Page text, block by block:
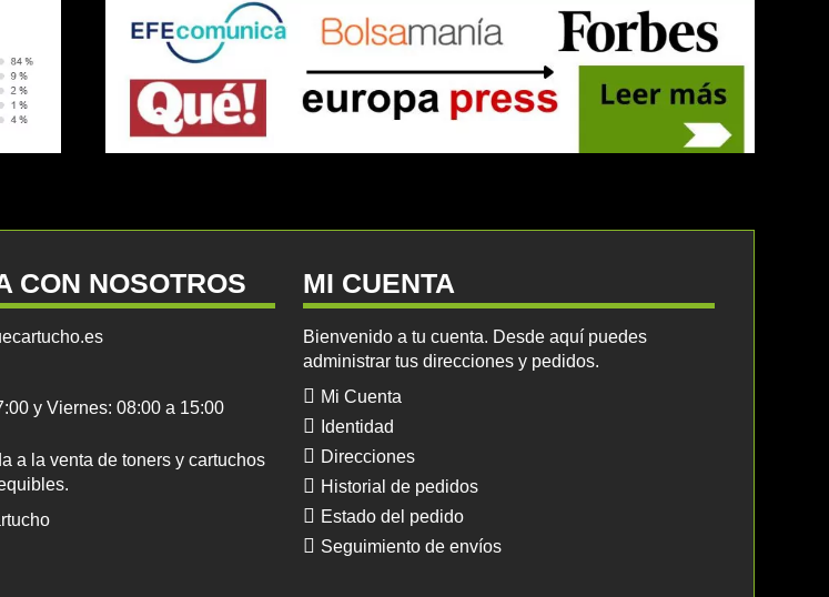
CON NOSOTROS
y Viernes: 08:00 a 15:00
a la venta de toners y cartuchos
MI CUENTA
Bienvenido a tu cuenta. Desde aquí puedes
administrar tus direcciones y pedidos.
Mi Cuenta
Identidad
Direcciones
Historial de pedidos
Estado del pedido
Seguimiento de envíos